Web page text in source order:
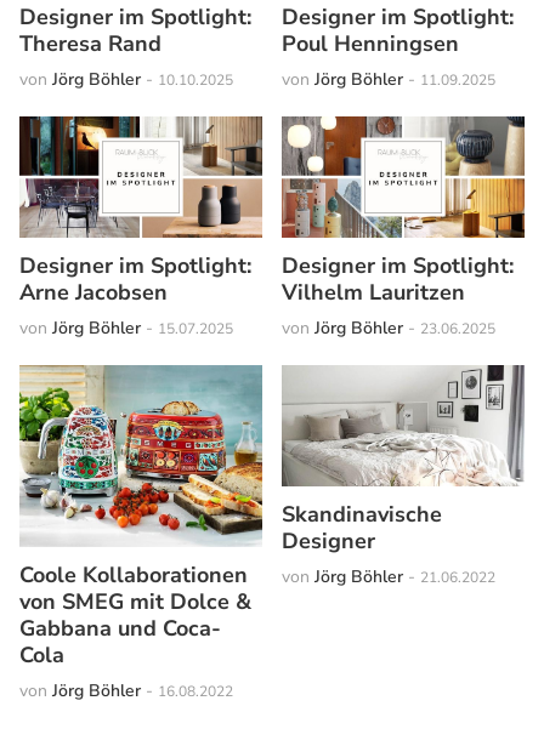
Designer im Spotlight:
Theresa Rand
von Jörg Böhler - 10.10.2025
Designer im Spotlight:
Poul Henningsen
von Jörg Böhler - 11.09.2025
Designer im Spotlight:
Arne Jacobsen
von Jörg Böhler - 15.07.2025
Designer im Spotlight:
Vilhelm Lauritzen
von Jörg Böhler - 23.06.2025
Coole Kollaborationen
von SMEG mit Dolce &
Gabbana und Coca-
Cola
von Jörg Böhler - 16.08.2022
Skandinavische
Designer
von Jörg Böhler - 21.06.2022